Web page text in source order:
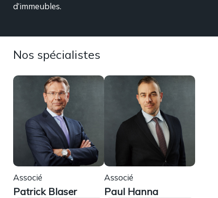
d’immeubles.
Nos spécialistes
Associé
Patrick Blaser
Associé
Paul Hanna